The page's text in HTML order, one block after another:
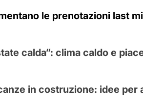
le prenotazioni last
calda”: clima caldo e
in costruzione: idee per